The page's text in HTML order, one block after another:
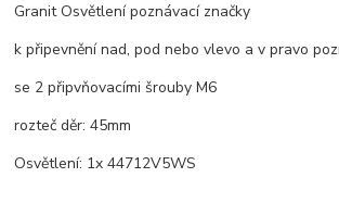
Granit Osvětlení poznávací značky
k připevnění nad, pod nebo vlevo a v pravo
se 2 připvňovacími šrouby M6
rozteč děr: 45mm
Osvětlení: 1x 44712V5WS